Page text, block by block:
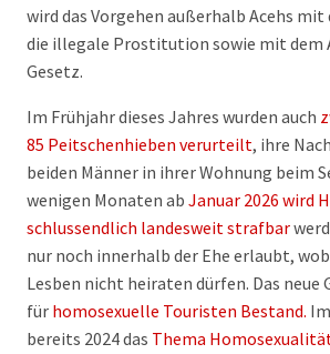
wird das Vorgehen außerhalb Acehs
die illegale Prostitution sowie mit
Gesetz.
Im Frühjahr dieses Jahres wurden auch
85 Peitschenhieben verurteilt, ihre
beiden Männer in ihrer Wohnung beim
wenigen Monaten ab Januar 2026 wird
schlussendlich landesweit strafbar
nur noch innerhalb der Ehe erlaubt,
Lesben nicht heiraten dürfen. Das neue
für homosexuelle Touristen Bestand.
bereits 2024 das Thema